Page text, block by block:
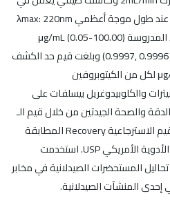
مجال الأشعة ما فوق البنفسجية عند طول موجة أعظمي λmax: 220nm
امتد المجال بالنسبة لجميع المواد المدروسة μg/mL (0.05-100.00)
بمعاملات ارتباط (0.9999,0.9993 0.9996 ,0.9997) وبلغت قيم حد الكشف
(0.033, 0.047, 0.021, 0.033) μg/mL لكل من الكيتوبروفين
والكلوبيدوغريل بيسلفات على
والصحة الجيدتين من خلال قيم الـ
%RSD والتي كانت أقل من %1 ، وقيم الاسترجاعية Recovery المطابقة
للمجال المسموح به وفق دستور الأدوية الأمريكي USP. استخدمت
المستحضرات الصيدلانية في مخابر
إحدى المنشآت الصيدلانية.